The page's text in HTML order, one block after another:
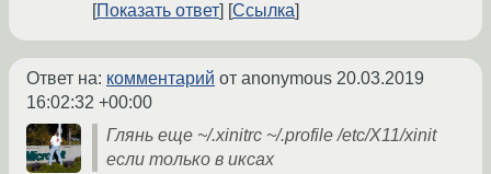
Показать ответ
Ссылка
Ответ на: комментарий от anonymous 20.03.2019
16:02:32 +00:00
Глянь еще ~/.xinitrc ~/.profile /etc/X11/xinit
если только в иксах